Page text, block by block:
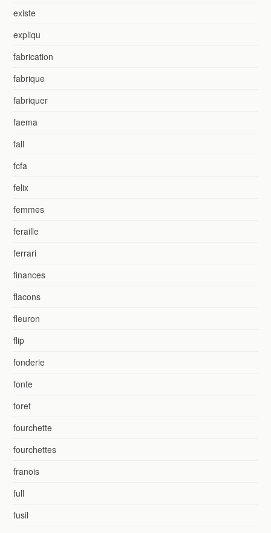
existe
expliqu
fabrication
fabrique
fabriquer
faema
fall
fcfa
felix
femmes
feraille
ferrari
finances
flacons
fleuron
flip
fonderie
fonte
foret
fourchette
fourchettes
franois
full
fusil